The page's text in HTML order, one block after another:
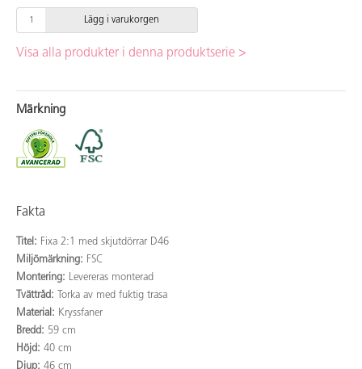
Lägg i varukorgen
Visa alla produkter i denna produktserie >
Märkning
Fakta
Titel: Fixa 2:1 med skjutdörrar D46
Miljömärkning: FSC
Montering: Levereras monterad
Tvättråd:
Torka av med fuktig trasa
Material: Kryssfaner
Bredd: 59 cm
Höjd: 40 cm
Djup: 46 cm